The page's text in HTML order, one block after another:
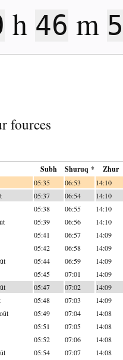
h 46 m
fources
Subh Shuruq * Zhur
05:35 06:53 14:10
05:37 06:54 14:10
05:38 06:55 14:10
05:39 06:56 14:10
05:41 06:57 14:09
05:42 06:58 14:09
05:44 06:59 14:09
05:45 07:01 14:09
05:47 07:02 14:09
05:48 07:03 14:09
05:49 07:04 14:08
05:51 07:05 14:08
05:52 07:06 14:08
05:54 07:07 14:08